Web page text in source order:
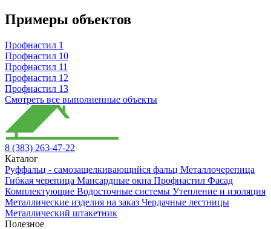
Примеры объектов
Профнастил 1
Профнастил 10
Профнастил 11
Профнастил 12
Профнастил 13
Смотреть все выполненные объекты
8 (383) 263-47-22
Каталог
Руффальц - самозащелкивающийся фальц Металлочерепица
Гибкая черепица Мансардные окна Профнастил Фасад
Комплектующие Водосточные системы Утепление и изоляция
Металлические изделия на заказ Чердачные лестницы
Металлический штакетник
Полезное